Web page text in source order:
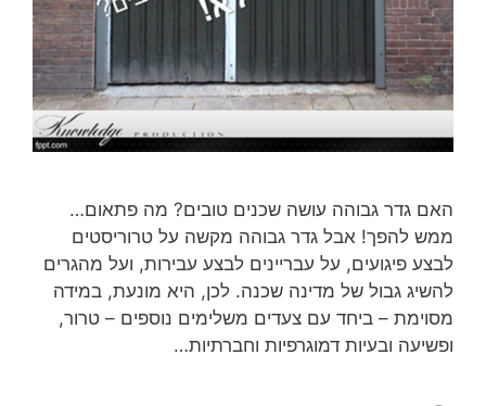
האם גדר גבוהה עושה שכנים טובים? מה פתאום…
ממש להפך! אבל גדר גבוהה מקשה על טרוריסטים
לבצע פיגועים, על עבריינים לבצע עבירות, ועל מהגרים
להשיג גבול של מדינה שכנה. לכן, היא מונעת, במידה
מסוימת – ביחד עם צעדים משלימים נוספים – טרור,
ופשיעה ובעיות דמוגרפיות וחברתיות…